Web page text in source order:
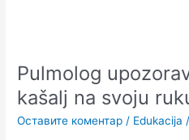
Pulmolog
kašalj na svoju
Оставите коментар / Edukacija